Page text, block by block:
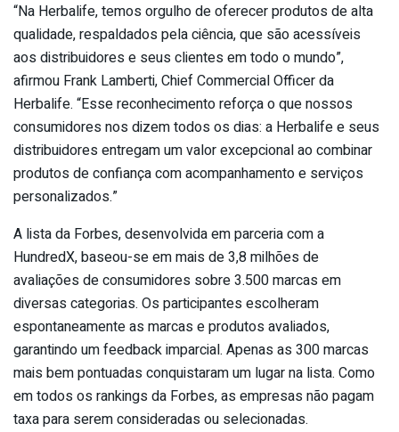
“Na Herbalife, temos orgulho de oferecer produtos de alta
qualidade, respaldados pela ciência, que são acessíveis
aos distribuidores e seus clientes em todo o mundo”,
afirmou Frank Lamberti, Chief Commercial Officer da
Herbalife. “Esse reconhecimento reforça o que nossos
consumidores nos dizem todos os dias: a Herbalife e seus
distribuidores entregam um valor excepcional ao combinar
produtos de confiança com acompanhamento e serviços
personalizados.”
A lista da Forbes, desenvolvida em parceria com a
HundredX, baseou-se em mais de 3,8 milhões de
avaliações de consumidores sobre 3.500 marcas em
diversas categorias. Os participantes escolheram
espontaneamente as marcas e produtos avaliados,
garantindo um feedback imparcial. Apenas as 300 marcas
mais bem pontuadas conquistaram um lugar na lista. Como
em todos os rankings da Forbes, as empresas não pagam
taxa para serem consideradas ou selecionadas.